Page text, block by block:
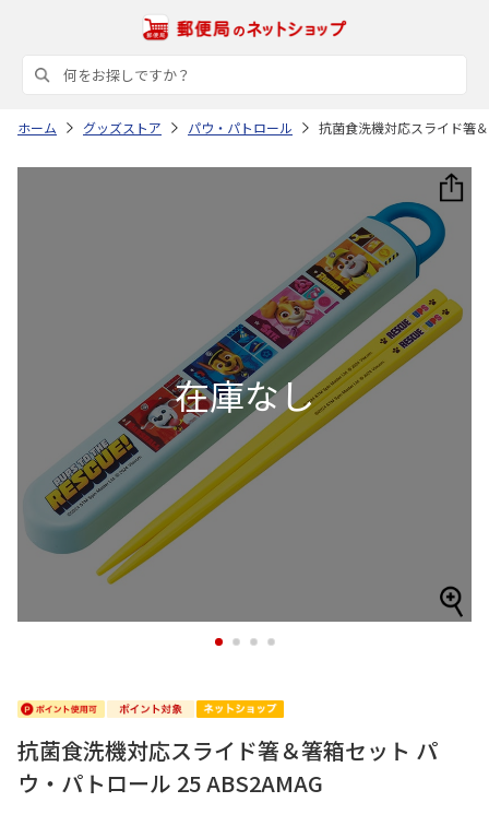
ホーム グッズストア パウ・パトロール 抗菌食洗機対応スライド箸
1 2 3 4
抗菌食洗機対応スライド箸＆箸箱セット パ
ウ・パトロール 25 ABS2AMAG